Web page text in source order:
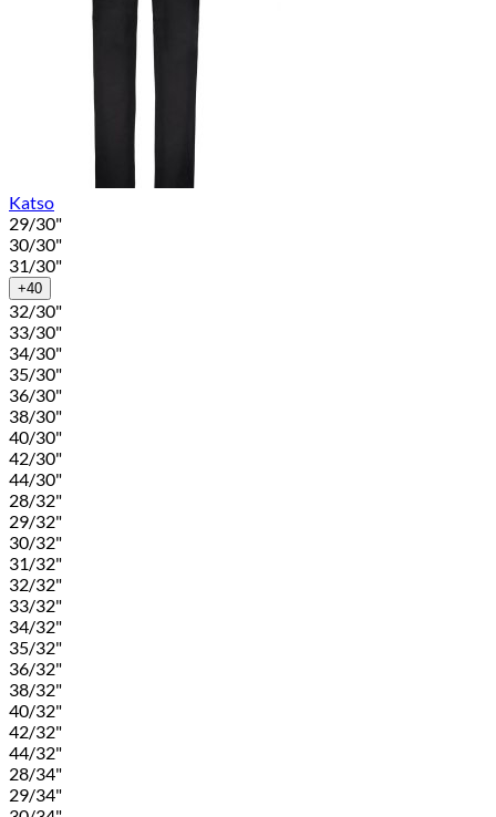
Katso
29/30"
30/30"
31/30"
+40
32/30"
33/30"
34/30"
35/30"
36/30"
38/30"
40/30"
42/30"
44/30"
28/32"
29/32"
30/32"
31/32"
32/32"
33/32"
34/32"
35/32"
36/32"
38/32"
40/32"
42/32"
44/32"
28/34"
29/34"